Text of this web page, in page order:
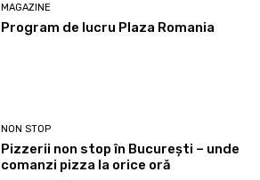
MAGAZINE
Program de lucru Plaza Romania
NON STOP
Pizzerii non stop în București – unde
comanzi pizza la orice oră